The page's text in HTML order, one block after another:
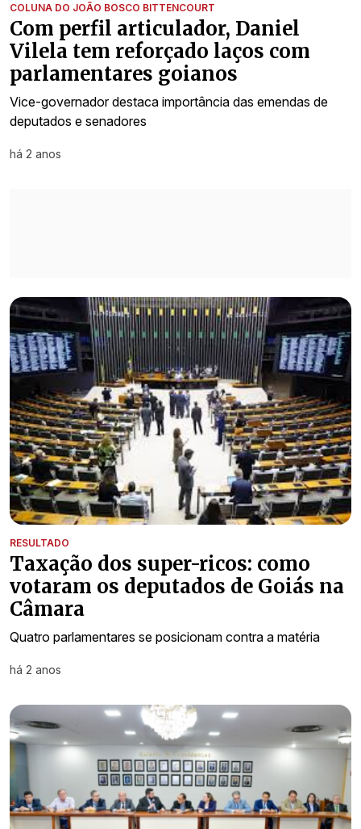
COLUNA DO JOÃO BOSCO BITTENCOURT
Com perfil articulador, Daniel
Vilela tem reforçado laços com
parlamentares goianos
Vice-governador destaca importância das emendas de
deputados e senadores
há 2 anos
RESULTADO
Taxação dos super-ricos: como
votaram os deputados de Goiás na
Câmara
Quatro parlamentares se posicionam contra a matéria
há 2 anos